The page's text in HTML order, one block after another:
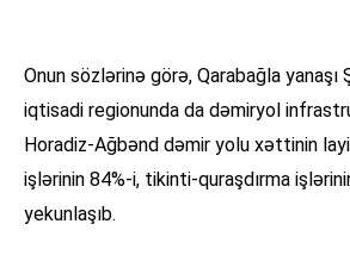
Onun sözlərinə görə, Qarabağla yanaşı
iqtisadi regionunda da dəmiryol
Horadiz-Ağbənd dəmir yolu xəttinin
işlərinin 84%-i, tikinti-quraşdırma
yekunlaşıb.